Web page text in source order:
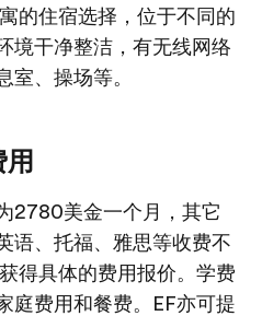
的住宿选择，位于不同的
境干净整洁，有无线网络
室、操场等。
2780美金一个月，其它
语、托福、雅思等收费不
得具体的费用报价。学费
庭费用和餐费。EF亦可提